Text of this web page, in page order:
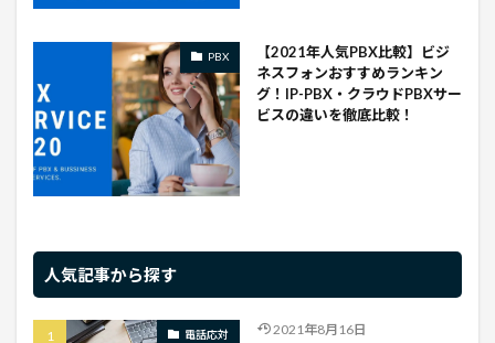
PBX
【2021年人気PBX比較】ビジ
ネスフォンおすすめランキン
グ！IP-PBX・クラウドPBXサー
ビスの違いを徹底比較！
人気記事から探す
電話応対 2021年8月16日